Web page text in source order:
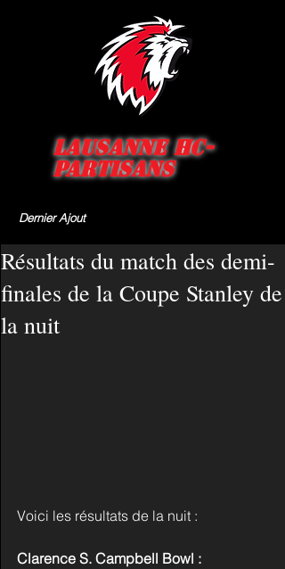
Lausanne HC-
Partisans
Dernier Ajout
Résultats du match des demi-
finales de la Coupe Stanley de
la nuit
Voici les résultats de la nuit :
Clarence S. Campbell Bowl :